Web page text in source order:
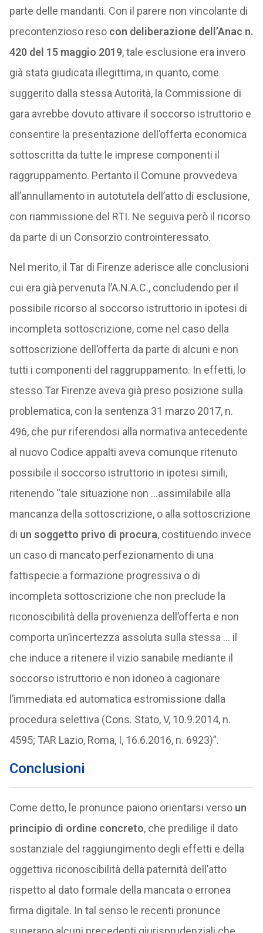
parte delle mandanti. Con il parere non vincolante di
precontenzioso reso con deliberazione dell’Anac n.
420 del 15 maggio 2019, tale esclusione era invero
già stata giudicata illegittima, in quanto, come
suggerito dalla stessa Autorità, la Commissione di
gara avrebbe dovuto attivare il soccorso istruttorio e
consentire la presentazione dell’offerta economica
sottoscritta da tutte le imprese componenti il
raggruppamento. Pertanto il Comune provvedeva
all’annullamento in autotutela dell’atto di esclusione,
con riammissione del RTI. Ne seguiva però il ricorso
da parte di un Consorzio controinteressato.
Nel merito, il Tar di Firenze aderisce alle conclusioni
cui era già pervenuta l’A.N.A.C., concludendo per il
possibile ricorso al soccorso istruttorio in ipotesi di
incompleta sottoscrizione, come nel caso della
sottoscrizione dell’offerta da parte di alcuni e non
tutti i componenti del raggruppamento. In effetti, lo
stesso Tar Firenze aveva già preso posizione sulla
problematica, con la sentenza 31 marzo 2017, n.
496, che pur riferendosi alla normativa antecedente
al nuovo Codice appalti aveva comunque ritenuto
possibile il soccorso istruttorio in ipotesi simili,
ritenendo “tale situazione non …assimilabile alla
mancanza della sottoscrizione, o alla sottoscrizione
di un soggetto privo di procura, costituendo invece
un caso di mancato perfezionamento di una
fattispecie a formazione progressiva o di
incompleta sottoscrizione che non preclude la
riconoscibilità della provenienza dell’offerta e non
comporta un’incertezza assoluta sulla stessa … il
che induce a ritenere il vizio sanabile mediante il
soccorso istruttorio e non idoneo a cagionare
l’immediata ed automatica estromissione dalla
procedura selettiva (Cons. Stato, V, 10.9.2014, n.
4595; TAR Lazio, Roma, I, 16.6.2016, n. 6923)”.
Conclusioni
Come detto, le pronunce paiono orientarsi verso un
principio di ordine concreto, che predilige il dato
sostanziale del raggiungimento degli effetti e della
oggettiva riconoscibilità della paternità dell’atto
rispetto al dato formale della mancata o erronea
firma digitale. In tal senso le recenti pronunce